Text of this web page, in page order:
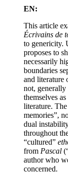
EN:
This article
Écrivains de
to genericity.
proposes to
necessarily
boundaries
and literature
not, generally
themselves
literature.
memories”,
dual
throughout
“cultured”
from Pascal
author who
concerned.